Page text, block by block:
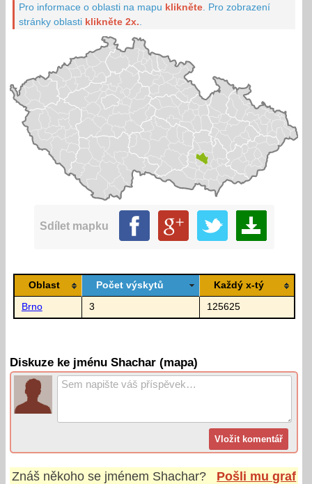
Pro informace o oblasti na mapu klikněte Pro zobrazení
stránky oblasti klikněte 2x.
Sdílet mapku
Oblast Počet výskytů Každý x-tý
Brno 3 125625
Diskuze ke jménu Shachar (mapa)
Znáš někoho se jménem Shachar?
Pošli mu graf